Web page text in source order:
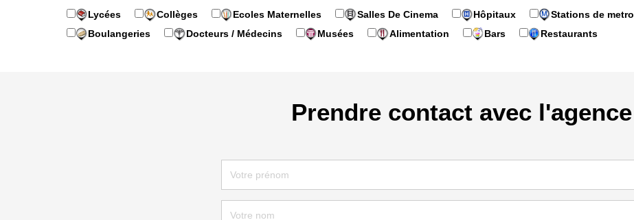
Lycées Collèges Ecoles Maternelles Salles De Cinema Hôpitaux Stations de metro
Boulangeries
Docteurs / Médecins Musées Alimentation Bars Restaurants
Prendre contact avec l'agence